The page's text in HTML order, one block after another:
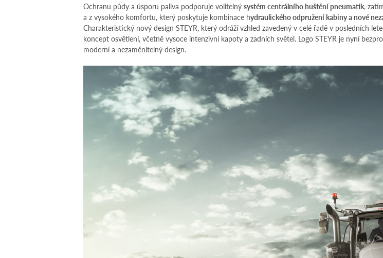
Ochranu půdy a úsporu paliva podporuje volitelný systém centrálního huštění pneumatik,
a z vysokého komfortu, který poskytuje kombinace hydraulického odpružení kabiny a nové
Charakteristický nový design STEYR, který odráží vzhled zavedený v celé řadě v posledních
koncept osvětlení, včetně vysoce intenzivní kapoty a zadních světel. Logo STEYR je nyní
moderní a nezaměnitelný design.